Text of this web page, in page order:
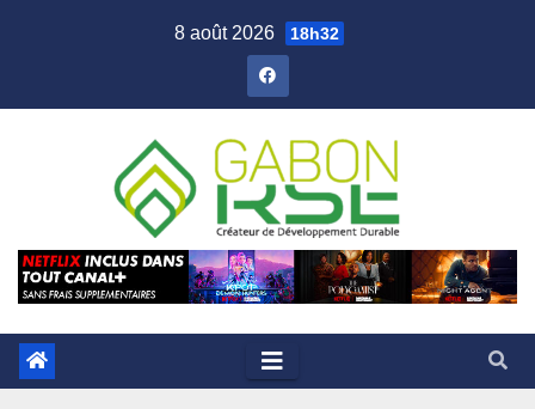
8 août 2026 18h32